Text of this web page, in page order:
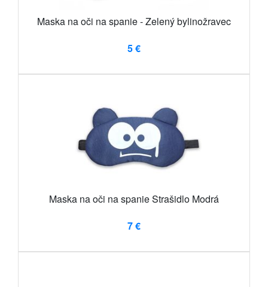
Maska na oči na spanie - Zelený bylinožravec
5 €
Maska na oči na spanie Strašidlo Modrá
7 €